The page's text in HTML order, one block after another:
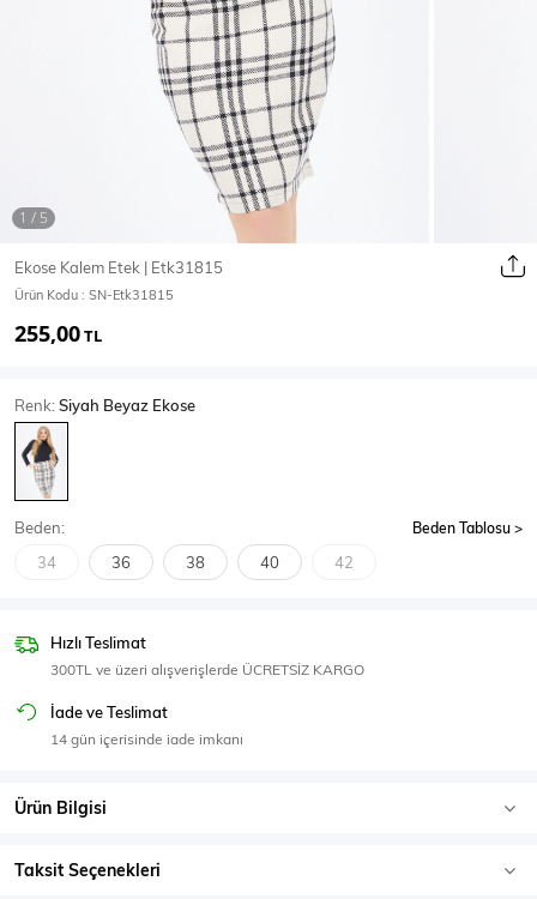
Mont & Kaban Yağmurluk
T-Shirt
Body
SPOR GİYİM
Eşofman Üstü
Ekose Kalem Etek | Etk31815
Ürün Kodu : SN-Etk31815
255,00TL
Renk:Siyah Beyaz Ekose
Beden: Beden Tablosu
34 36 38 40 42
Hızlı Teslimat
300TL ve üzeri alışverişlerde ÜCRETSİZ KARGO
İade ve Teslimat
14 gün içerisinde iade imkanı
Ürün Bilgisi
Taksit Seçenekleri